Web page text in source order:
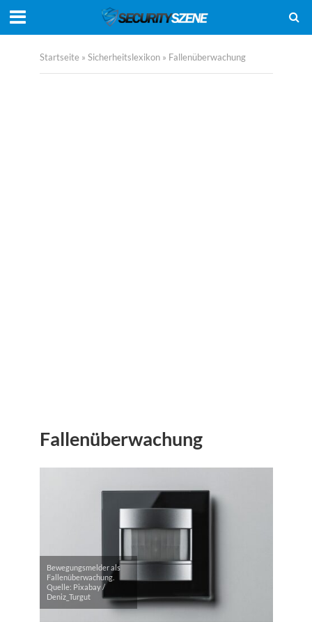
Startseite » Sicherheitslexikon» Fallenüberwachung
Fallenüberwachung
Bewegungsmelder als
Fallenüberwachung.
Quelle: Pixabay /
Deniz_Turgut